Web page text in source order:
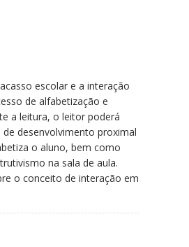
escolar e a interação
de alfabetização e
a leitura, o leitor poderá
desenvolvimento proximal
o aluno, bem como
na sala de aula.
o conceito de interação em